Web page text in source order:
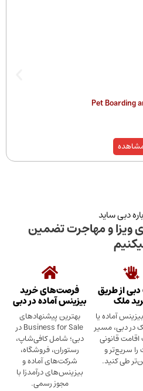
Pet Boarding
دبی ساید
ویزا و مهاجرت تضمین
از طریق
ملک
آماده یا
در دبی، مسیر
اقامت قانونی
را سریع‌تر و
طی کنید.
فرصت‌های خرید
بیزینس آماده در دبی
بهترین پیشنهادهای
Business for Sale در
دبی؛ شامل کافی‌شاپ،
رستوران، فروشگاه،
شرکت‌های آماده و
بیزینس‌های درآمدزا با
مجوز رسمی.